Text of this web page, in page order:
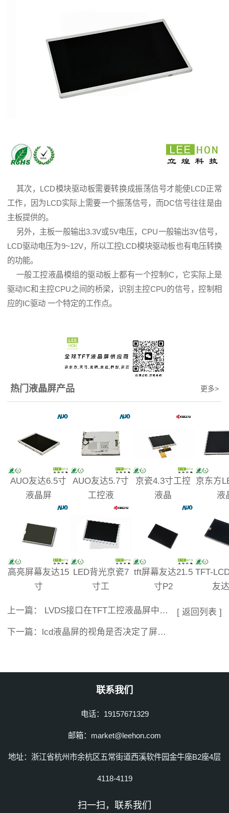
其次，LCD模块驱动板需要转换成振荡信号才能使LCD正常
工作，因为LCD实际上需要一个振荡信号，而DC信号往往是由
主板提供的。
另外，主板一般输出3.3V或5V电压，CPU一般输出3V信号，
LCD驱动电压为9~12V，所以工控LCD模块驱动板也有电压转换
的功能。
一般工控液晶模组的驱动板上都有一个控制IC，它实际上是
驱动IC和主控CPU之间的桥梁，识别主控CPU的信号，控制相
应的IC驱动 一个特定的工作点。
更多>
热门液晶屏产品
AUO友达6.5寸
液晶屏
AUO友达5.7寸
工控液
京瓷4.3寸工控
液晶
京东方
液
高亮屏幕友达15
寸
LED背光京瓷7
寸工
tft屏幕友达21.5
寸P2
TFT-
友
上一篇： LVDS接口在TFT工控液晶屏中有什么作用？
下一篇： lcd液晶屏的视角是否决定了屏幕的显示效果？
[ 返回列表 ]
联系我们
电话：19157671329
邮箱：market@leehon.com
地址：浙江省杭州市余杭区五常街道西溪软件园金牛座B2座4层
4118-4119
扫一扫，联系我们